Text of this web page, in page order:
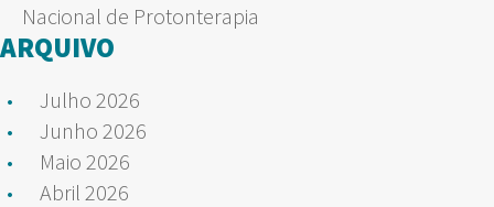
Nacional de Protonterapia
ARQUIVO
Julho 2026
Junho 2026
Maio 2026
Abril 2026